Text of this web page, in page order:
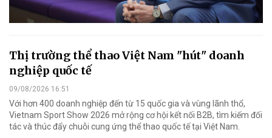
Thị trường thể thao Việt Nam "hút" doanh
nghiệp quốc tế
09/08/2026 16:51
Với hơn 400 doanh nghiệp đến từ 15 quốc gia và vùng lãnh thổ,
Vietnam Sport Show 2026 mở rộng cơ hội kết nối B2B, tìm kiếm đối
tác và thúc đẩy chuỗi cung ứng thể thao quốc tế tại Việt Nam.